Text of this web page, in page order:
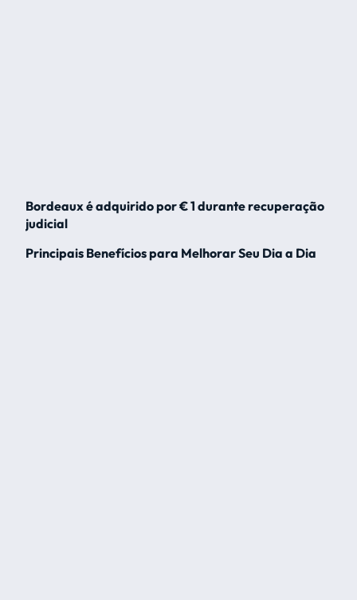
Bordeaux é adquirido por € 1 durante recuperação
judicial
Principais Benefícios para Melhorar Seu Dia a Dia